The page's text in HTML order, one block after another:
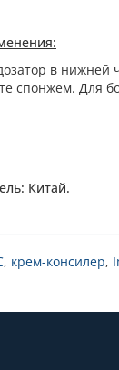
в нижней
спонжем. Для
Китай.
, крем-консилер,